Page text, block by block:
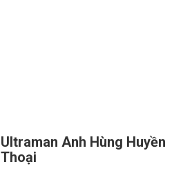
Ultraman Anh Hùng Huyền
Thoại